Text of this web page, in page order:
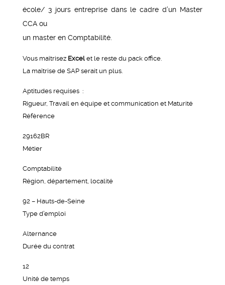
école/ 3 jours entreprise dans le cadre d’un Master
CCA ou
un master en Comptabilité.
Vous maîtrisez Excel et le reste du pack office.
La maîtrise de SAP serait un plus.
Aptitudes requises :
Rigueur, Travail en équipe et communication et Maturité
Réfèrence
29162BR
Métier
Comptabilité
Région, département, localité
92 – Hauts-de-Seine
Type d’emploi
Alternance
Durée du contrat
12
Unité de temps